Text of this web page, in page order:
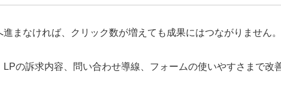
まなければ、クリック数が増えても成果にはつながりません。
の訴求内容、問い合わせ導線、フォームの使いやすさまで改